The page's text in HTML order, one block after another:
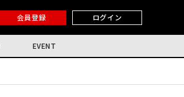
会員登録 ログイン
EVENT